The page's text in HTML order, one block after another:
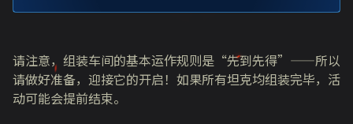
请注意，组装车间的基本运作规则是“先到先得”——所以
请做好准备，迎接它的开启！如果所有坦克均组装完毕，活
动可能会提前结束。